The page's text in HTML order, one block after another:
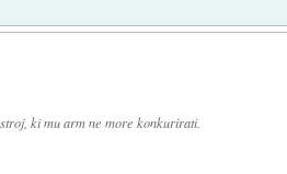
ki mu arm ne more konkurirati.